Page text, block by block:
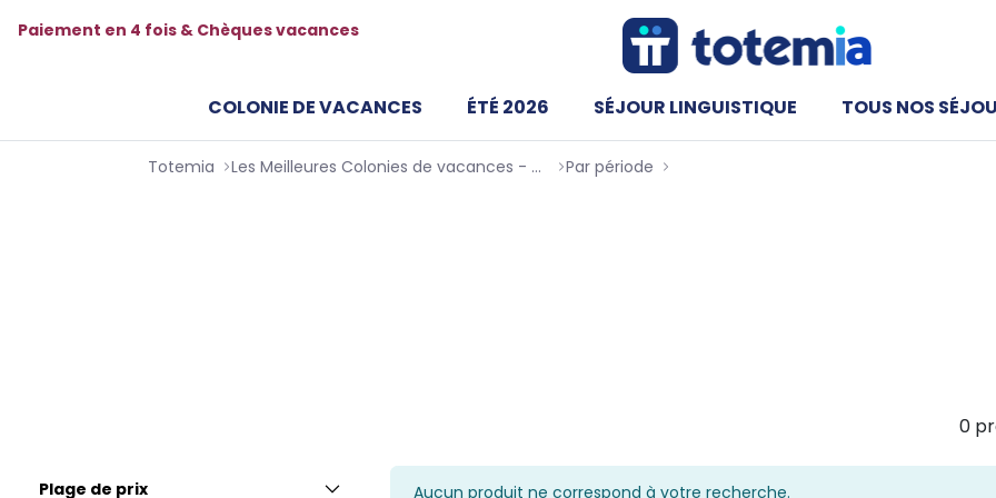
Paiement en 4 fois & Chèques vacances
COLONIE DE VACANCES ÉTÉ 2026 SÉJOUR LINGUISTIQUE TOUS NOS
Totemia Les Meilleures Colonies de vacances - Totemia Par période
0
Plage de prix Aucun produit ne correspond à votre recherche.